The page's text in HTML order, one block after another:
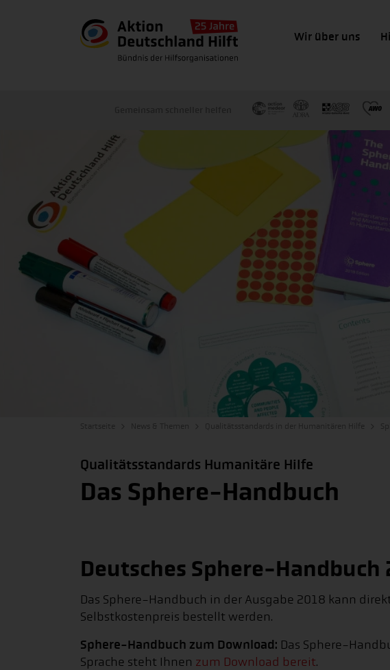
Wir über uns
Qualitätsstandards Humanitäre Hilfe
Das Sphere-Handbuch
Deutsches Sphere-Handbuch
Das Sphere-Handbuch in der Ausgabe 2018 kann
Selbstkostenpreis bestellt werden.
Sphere-Handbuch zum Download: Das Sphere-
Sprache steht Ihnen zum Download bereit.